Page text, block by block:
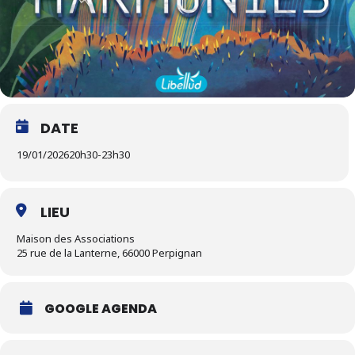
DATE
19/01/202620h30-23h30
LIEU
Maison des Associations
25 rue de la Lanterne, 66000 Perpignan
GOOGLE AGENDA